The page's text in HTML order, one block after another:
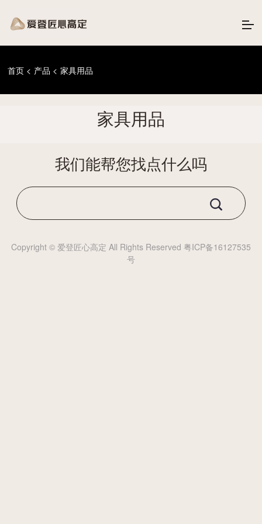
首页 < 产品 < 家具用品
家具用品
我们能帮您找点什么吗
Copyright © 爱登匠心高定 All Rights Reserved 粤ICP备16127535
号